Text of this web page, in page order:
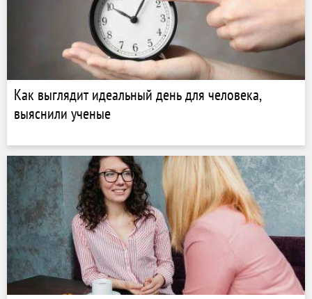
Как выглядит идеальный день для человека,
выяснили ученые